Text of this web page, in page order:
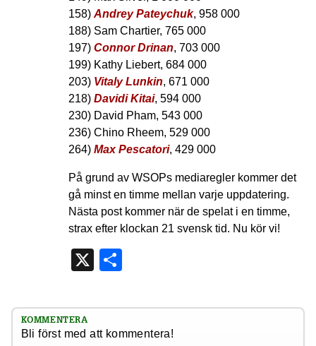
158) Andrey Pateychuk, 958 000
188) Sam Chartier, 765 000
197) Connor Drinan, 703 000
199) Kathy Liebert, 684 000
203) Vitaly Lunkin, 671 000
218) Davidi Kitai, 594 000
230) David Pham, 543 000
236) Chino Rheem, 529 000
264) Max Pescatori, 429 000
På grund av WSOPs mediaregler kommer det
gå minst en timme mellan varje uppdatering.
Nästa post kommer när de spelat i en timme,
strax efter klockan 21 svensk tid. Nu kör vi!
X
KOMMENTERA
Bli först med att kommentera!